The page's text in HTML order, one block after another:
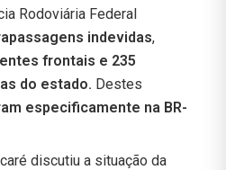
Rodoviária Federal
indevidas,
frontais e 235
do estado. Destes
especificamente na BR-
discutiu a situação da